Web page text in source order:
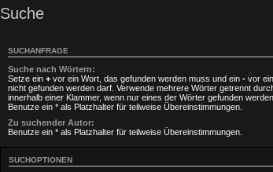
Suche
SUCHANFRAGE
Suche nach Wörtern:
Setze ein + vor ein Wort, das gefunden werden muss und ein - vor
nicht gefunden werden darf. Verwende mehrere Wörter getrennt
innerhalb einer Klammer, wenn nur eines der Wörter gefunden
Benutze ein * als Platzhalter für teilweise Übereinstimmungen.
Zu suchender Autor:
Benutze ein * als Platzhalter für teilweise Übereinstimmungen.
SUCHOPTIONEN